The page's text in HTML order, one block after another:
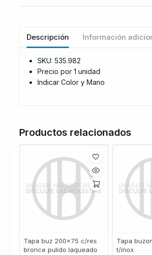
Descripción Información
SKU: 535.982
Precio por 1 unidad
Indicar Color y Mano
Productos relacionados
Tapa buz 200×75 c/res
bronce pulido laqueado
Tapa
t/inox